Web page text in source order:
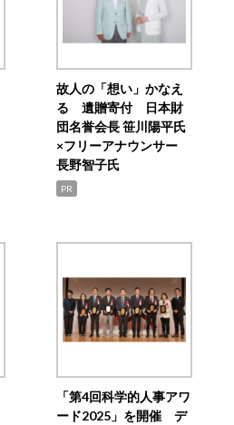
故人の「想い」かなえ
る 遺贈寄付 日本財
団名誉会長 笹川陽平氏
×フリーアナウンサー
長野智子氏
PR
「第4回科学的人事アワ
ード2025」を開催 デ